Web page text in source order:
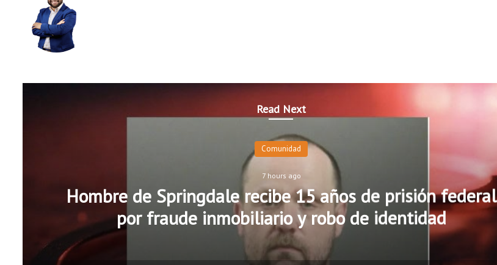
Read Next
Comunidad
7 hours ago
Hombre de Springdale recibe 15 años de prisión federal
por fraude inmobiliario y robo de identidad